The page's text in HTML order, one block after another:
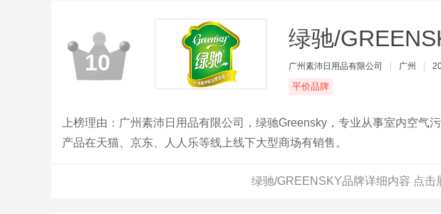
10
绿驰/
广州素沛日用品有限公司 广州
平价品牌
上榜理由：广州素沛日用品有限公司，绿驰Greensky，专业从事室内空气
产品在天猫、京东、人人乐等线上线下大型商场有销售。
绿驰/GREENSKY品牌详细内容 点击